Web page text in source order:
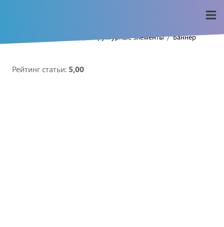
Структурные элементы / Баннер
Рейтинг статьи: 5,00